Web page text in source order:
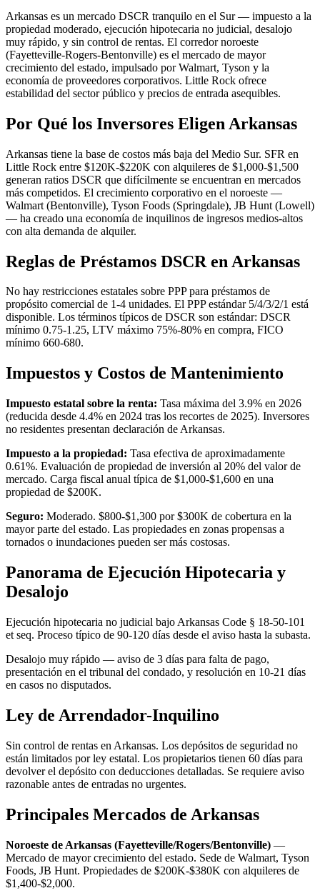
Arkansas es un mercado DSCR tranquilo en el Sur — impuesto a la
propiedad moderado, ejecución hipotecaria no judicial, desalojo
muy rápido, y sin control de rentas. El corredor noroeste
(Fayetteville-Rogers-Bentonville) es el mercado de mayor
crecimiento del estado, impulsado por Walmart, Tyson y la
economía de proveedores corporativos. Little Rock ofrece
estabilidad del sector público y precios de entrada asequibles.
Por Qué los Inversores Eligen Arkansas
Arkansas tiene la base de costos más baja del Medio Sur. SFR en
Little Rock entre $120K-$220K con alquileres de $1,000-$1,500
generan ratios DSCR que difícilmente se encuentran en mercados
más competidos. El crecimiento corporativo en el noroeste —
Walmart (Bentonville), Tyson Foods (Springdale), JB Hunt (Lowell)
— ha creado una economía de inquilinos de ingresos medios-altos
con alta demanda de alquiler.
Reglas de Préstamos DSCR en Arkansas
No hay restricciones estatales sobre PPP para préstamos de
propósito comercial de 1-4 unidades. El PPP estándar 5/4/3/2/1 está
disponible. Los términos típicos de DSCR son estándar: DSCR
mínimo 0.75-1.25, LTV máximo 75%-80% en compra, FICO
mínimo 660-680.
Impuestos y Costos de Mantenimiento
Impuesto estatal sobre la renta: Tasa máxima del 3.9% en 2026
(reducida desde 4.4% en 2024 tras los recortes de 2025). Inversores
no residentes presentan declaración de Arkansas.
Impuesto a la propiedad: Tasa efectiva de aproximadamente
0.61%. Evaluación de propiedad de inversión al 20% del valor de
mercado. Carga fiscal anual típica de $1,000-$1,600 en una
propiedad de $200K.
Seguro: Moderado. $800-$1,300 por $300K de cobertura en la
mayor parte del estado. Las propiedades en zonas propensas a
tornados o inundaciones pueden ser más costosas.
Panorama de Ejecución Hipotecaria y
Desalojo
Ejecución hipotecaria no judicial bajo Arkansas Code § 18-50-101
et seq. Proceso típico de 90-120 días desde el aviso hasta la subasta.
Desalojo muy rápido — aviso de 3 días para falta de pago,
presentación en el tribunal del condado, y resolución en 10-21 días
en casos no disputados.
Ley de Arrendador-Inquilino
Sin control de rentas en Arkansas. Los depósitos de seguridad no
están limitados por ley estatal. Los propietarios tienen 60 días para
devolver el depósito con deducciones detalladas. Se requiere aviso
razonable antes de entradas no urgentes.
Principales Mercados de Arkansas
Noroeste de Arkansas (Fayetteville/Rogers/Bentonville) —
Mercado de mayor crecimiento del estado. Sede de Walmart, Tyson
Foods, JB Hunt. Propiedades de $200K-$380K con alquileres de
$1,400-$2,000.